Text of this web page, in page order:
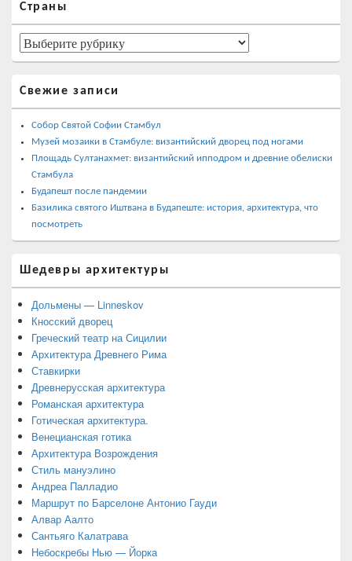
основной
боковой
панели
Страны
Страны
Свежие записи
Собор Святой Софии Стамбул
Музей мозаики в Стамбуле: византийский дворец под ногами
Площадь Султанахмет: византийский ипподром и древние обелиски
Стамбула
Будапешт после пандемии
Базилика святого Иштвана в Будапеште: история, архитектура, что
посмотреть
Шедевры архитектуры
Дольмены — Linneskov
Кносский дворец
Греческий театр на Сицилии
Архитектура Древнего Рима
Ставкирки
Древнерусская архитектура
Романская архитектура
Готическая архитектура.
Венецианская готика
Архитектура Возрождения
Стиль мануэлино
Андреа Палладио
Маршрут по Барселоне Антонио Гауди
Алвар Аалто
Сантьяго Калатрава
Небоскребы Нью — Йорка